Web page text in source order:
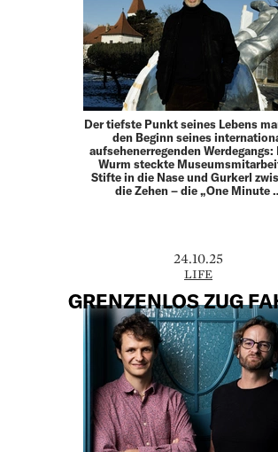
Der tiefste Punkt seines Lebens
den Beginn seines
aufsehenerregenden Werdegangs:
Wurm steckte
Stifte in die Nase und Gurkerl
die Zehen – die „One Minute
24.10.25
LIFE
GRENZENLOS ZUG